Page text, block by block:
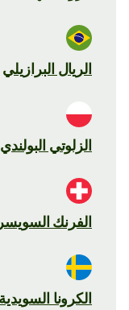
الريال البرازيلي
الزلوتي البولندي
الفرنك السويسري
الكرونا السويدية